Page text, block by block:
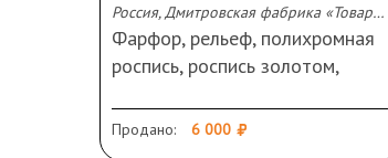
Россия, Дмитровская фабрика «Товарищества М. С. Кузнецова», 1891-1917 гг.
Фарфор, рельеф, полихромная
роспись, роспись золотом,
Марка: изображение
Продано: 6 000